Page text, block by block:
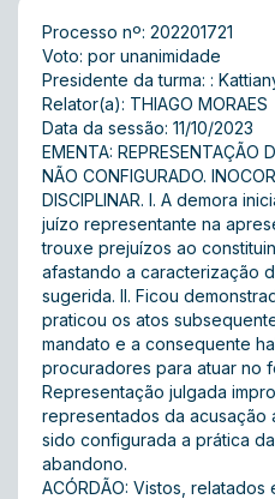
Processo nº: 202201721
Voto: por unanimidade
Presidente da turma: :
Relator(a): THIAGO MORAES
Data da sessão: 11/10/2023
EMENTA: REPRESENTAÇÃO
NÃO CONFIGURADO.
DISCIPLINAR. I. A demora
juízo representante na
trouxe prejuízos ao
afastando a caracterização
sugerida. II. Ficou
praticou os atos
mandato e a consequente
procuradores para atuar no
Representação julgada
representados da acusação
sido configurada a prática
abandono.
ACÓRDÃO: Vistos,